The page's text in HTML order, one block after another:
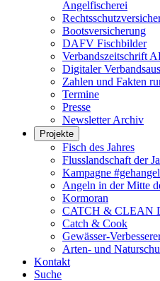
Angelfischerei
Bootsversicherung
DAFV Fischbilder
Verbandszeitschrift
Digitaler
Zahlen und Fakten
Termine
Presse
Newsletter Archiv
Projekte
Fisch des Jahres
Flusslandschaft der
Kampagne
Angeln in der Mitte
Kormoran
CATCH & CLEAN
Catch & Cook
Gewässer-
Arten- und
Kontakt
Suche